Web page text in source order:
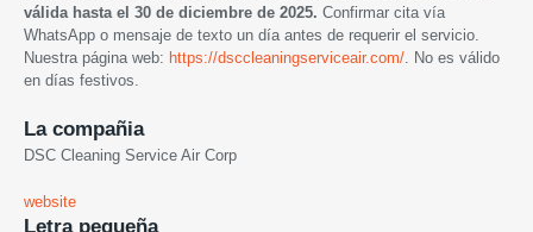
válida hasta el 30 de diciembre de 2025. Confirmar cita vía
WhatsApp o mensaje de texto un día antes de requerir el servicio.
Nuestra página web: https://dsccleaningserviceair.com/ No es válido
en días festivos.
La compañia
DSC Cleaning Service Air Corp
website
Letra pequeña